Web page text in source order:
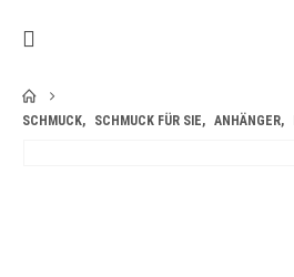
SCHMUCK, SCHMUCK FÜR SIE, ANHÄNGER,